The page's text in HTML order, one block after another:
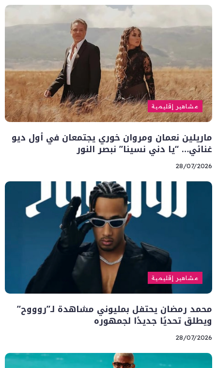
مشاهير إقليمية
ماريلين نعمان ومروان خوري يجتمعان في أول ديو
غنائي… “يا دني نسينا” نبصر النور
28/07/2026
مشاهير إقليمية
محمد رمضان يحتفل بمليوني مشاهدة لـ”روووح”
ويطلق تحديًا جديدًا لجمهوره
28/07/2026